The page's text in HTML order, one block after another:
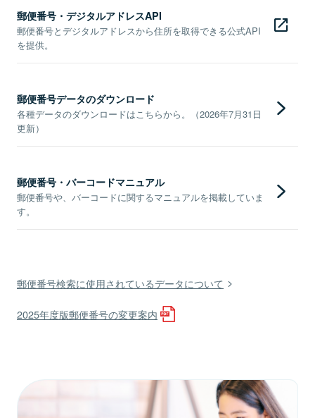
郵便番号・デジタルアドレスAPI
郵便番号とデジタルアドレスから住所を取得できる公式API
を提供。
郵便番号データのダウンロード
各種データのダウンロードはこちらから。（2026年7月31日
更新）
郵便番号・バーコードマニュアル
郵便番号や、バーコードに関するマニュアルを掲載していま
す。
郵便番号検索に使用されているデータについて
2025年度版郵便番号の変更案内